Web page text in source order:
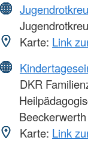
Karte: Link
DKR
Beeckerwerth
Karte: Link